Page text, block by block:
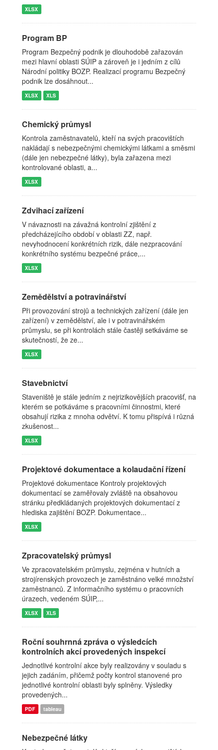
XLSX
Program BP
Program Bezpečný podnik je dlouhodobě zařazován
mezi hlavní oblasti SÚIP a zároveň je i jedním z cílů
Národní politiky BOZP. Realizací programu Bezpečný
podnik lze dosáhnout...
XLSX XLS
Chemický průmysl
Kontrola zaměstnavatelů, kteří na svých pracovištích
nakládají s nebezpečnými chemickými látkami a směsmi
(dále jen nebezpečné látky), byla zařazena mezi
kontrolované oblasti, a...
XLSX
Zdvihací zařízení
V návaznosti na závažná kontrolní zjištění z
předcházejícího období v oblasti ZZ, např.
nevyhodnocení konkrétních rizik, dále nezpracování
konkrétního systému bezpečné práce,...
XLSX
Zemědělství a potravinářství
Při provozování strojů a technických zařízení (dále jen
zařízení) v zemědělství, ale i v potravinářském
průmyslu, se při kontrolách stále častěji setkáváme se
skutečností, že ze...
XLSX
Stavebnictví
Staveniště je stále jedním z nejrizikovějších pracovišť, na
kterém se potkáváme s pracovními činnostmi, které
obsahují rizika z mnoha odvětví. K tomu přispívá i různá
zkušenost...
XLSX
Projektové dokumentace a kolaudační řízení
Projektové dokumentace Kontroly projektových
dokumentací se zaměřovaly zvláště na obsahovou
stránku předkládaných projektových dokumentací z
hlediska zajištění BOZP. Dokumentace...
XLSX
Zpracovatelský průmysl
Ve zpracovatelském průmyslu, zejména v hutních a
strojírenských provozech je zaměstnáno velké množství
zaměstnanců. Z informačního systému o pracovních
úrazech, vedeném SÚIP,...
XLSX XLS
Roční souhrnná zpráva o výsledcích
kontrolních akcí provedených inspekcí
Jednotlivé kontrolní akce byly realizovány v souladu s
jejich zadáním, přičemž počty kontrol stanovené pro
jednotlivé kontrolní oblasti byly splněny. Výsledky
provedených...
PDF tableau
Nebezpečné látky